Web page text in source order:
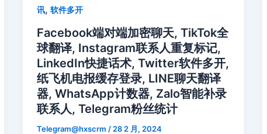
讯, 软件多开
Facebook端对端加密聊天, TikTok全
球翻译, Instagram联系人重复标记,
LinkedIn快捷话术, Twitter软件多开,
纸飞机电报缓存登录, LINE聊天翻译
器, WhatsApp计数器, Zalo智能补录
联系人, Telegram粉丝统计
Telegram@hxscrm / 28 2 月, 2024